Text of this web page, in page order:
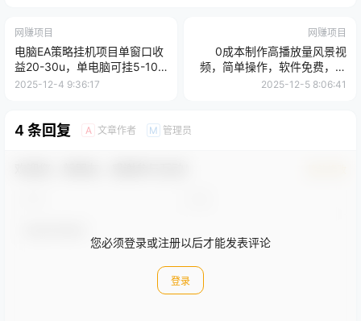
网赚项目
电脑EA策略挂机项目单窗口收
益20-30u，单电脑可挂5-10
个窗口收益稳健4位数
2025-12-4 9:36:17
网赚项目
0成本制作高播放量风景视
频，简单操作，软件免费，单
日收益四位数
2025-12-5 8:06:41
4 条回复 A 文章作者 M 管理员
您必须登录或注册以后才能发表评论
登录